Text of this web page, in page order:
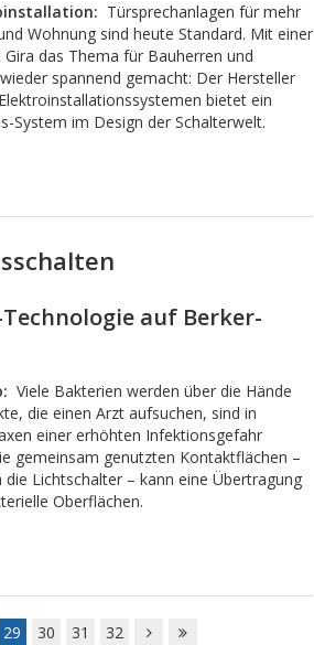
Türsprechanlagen für mehr
Wohnung sind heute Standard. Mit einer
das Thema für Bauherren und
spannend gemacht: Der Hersteller
bietet ein
System im Design der Schalterwelt.
auf Berker-
Viele Bakterien werden über die Hände
die einen Arzt aufsuchen, sind in
einer erhöhten Infektionsgefahr
gemeinsam genutzten Kontaktflächen –
Lichtschalter – kann eine Übertragung
Oberflächen.
29 30 31 32